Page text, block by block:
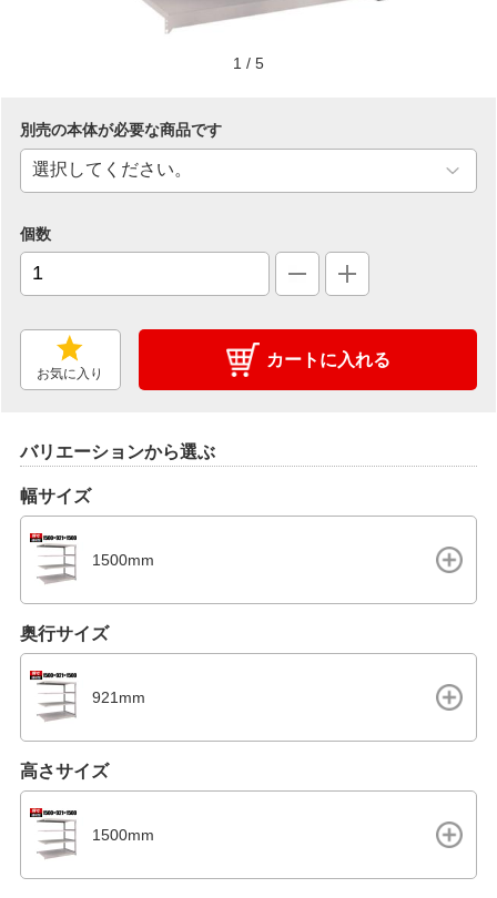
1 / 5
別売の本体が必要な商品です
個数
お気に入り
カートに入れる
バリエーションから選ぶ
幅サイズ
1500mm
奥行サイズ
921mm
高さサイズ
1500mm